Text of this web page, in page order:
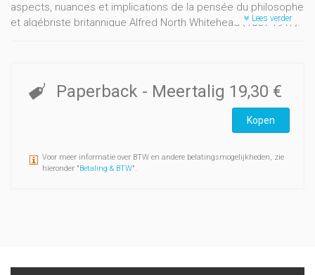
aspects, nuances et implications de la pensée du philosophe
et algébriste britannique Alfred North Whitehead (1861-1947).
philosophie en procès » publie les principaux résultats de
ces travaux et offre complémentairement des études
critiques et des comptes rendus récents dans les domaines
The « Chromatiques whiteheadiennes » network intends to bring
together research on the different aspects, nuances and
related fields. The Chromatikon yearbooks are complementary
Lees verder
Paperback - Meertalig 19,30 €
Kopen
Voor meer informatie over BTW en andere belatingsmogelijkheden, zie
hieronder "Betaling & BTW".